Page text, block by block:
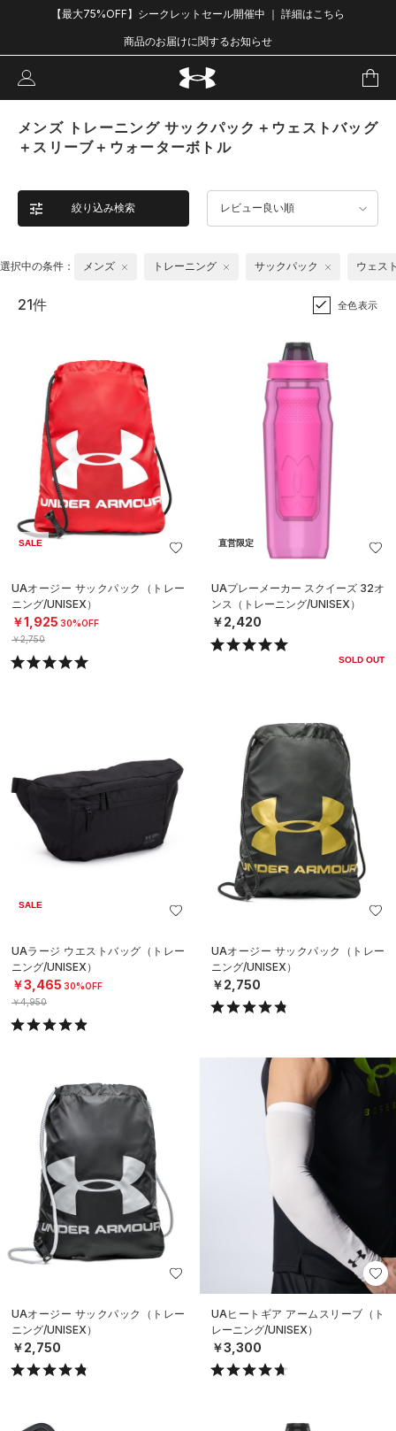
【最大75%OFF】シークレットセール開催中 ｜ 詳細はこちら
商品のお届けに関するお知らせ
メンズ トレーニング サックパック＋ウェストバッグ
＋スリーブ＋ウォーターボトル
絞り込み検索 レビュー良い順
選択中の条件： メンズ トレーニング サックパック ウェス
21件 全色表示
SALE
UAオージー サックパック（トレー
ニング/UNISEX）
￥1,925 30%OFF
￥2,750
直営限定
UAプレーメーカー スクイーズ 32オ
ンス（トレーニング/UNISEX）
￥2,420
SOLD OUT
SALE
UAラージ ウエストバッグ（トレー
ニング/UNISEX）
￥3,465 30%OFF
￥4,950
UAオージー サックパック（トレー
ニング/UNISEX）
￥2,750
UAオージー サックパック（トレー
ニング/UNISEX）
￥2,750
UAヒートギア アームスリーブ（ト
レーニング/UNISEX）
￥3,300